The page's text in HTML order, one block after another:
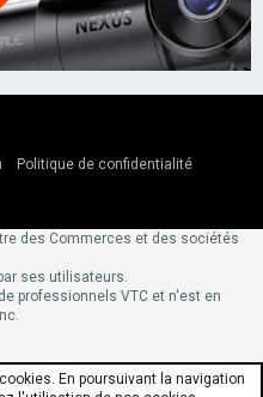
Politique de confidentialité
des Commerces et des sociétés
ses utilisateurs.
professionnels VTC et n'est en
En poursuivant la navigation